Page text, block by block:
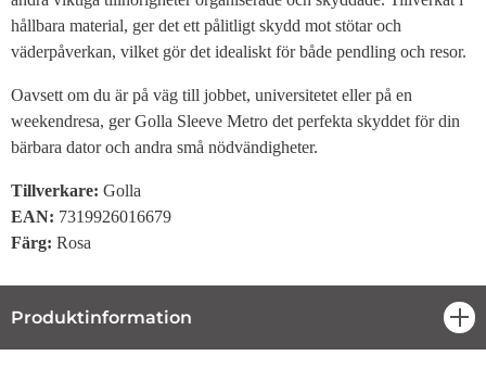
hållbara material, ger det ett pålitligt skydd mot stötar och
väderpåverkan, vilket gör det idealiskt för både pendling och resor.
Oavsett om du är på väg till jobbet, universitetet eller på en
weekendresa, ger Golla Sleeve Metro det perfekta skyddet för din
bärbara dator och andra små nödvändigheter.
Tillverkare: Golla
EAN: 7319926016679
Färg: Rosa
Produktinformation